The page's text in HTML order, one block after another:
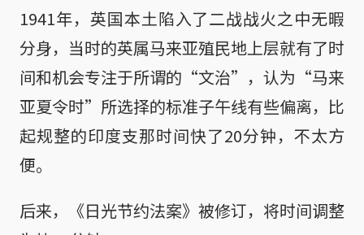
1941年，英国本土陷入了二战战火之中无暇
分身，当时的英属马来亚殖民地上层就有了时
间和机会专注于所谓的“文治”，认为“马来
亚夏令时”所选择的标准子午线有些偏离，比
起规整的印度支那时间快了20分钟，不太方
便。
后来，《日光节约法案》被修订，将时间调整